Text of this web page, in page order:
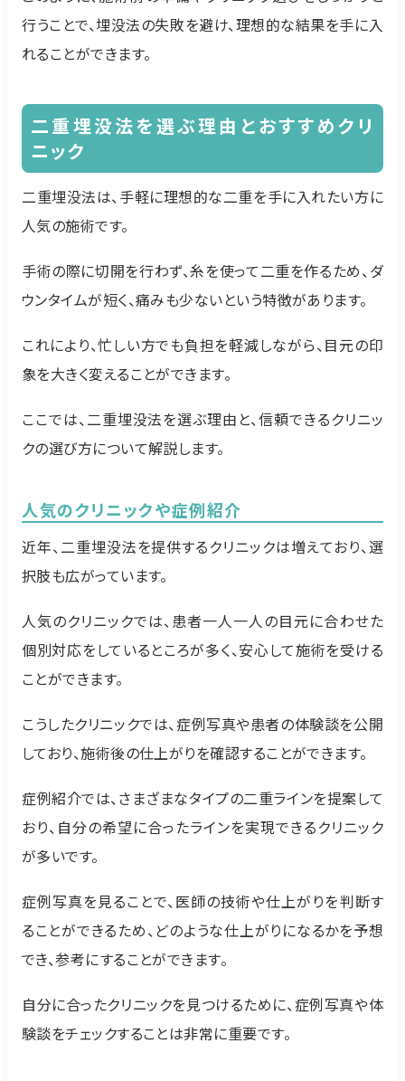
行うことで、埋没法の失敗を避け、理想的な結果を手に入
れることができます。
二重埋没法を選ぶ理由とおすすめクリ
ニック
二重埋没法は、手軽に理想的な二重を手に入れたい方に
人気の施術です。
手術の際に切開を行わず、糸を使って二重を作るため、ダ
ウンタイムが短く、痛みも少ないという特徴があります。
これにより、忙しい方でも負担を軽減しながら、目元の印
象を大きく変えることができます。
ここでは、二重埋没法を選ぶ理由と、信頼できるクリニッ
クの選び方について解説します。
人気のクリニックや症例紹介
近年、二重埋没法を提供するクリニックは増えており、選
択肢も広がっています。
人気のクリニックでは、患者一人一人の目元に合わせた
個別対応をしているところが多く、安心して施術を受ける
ことができます。
こうしたクリニックでは、症例写真や患者の体験談を公開
しており、施術後の仕上がりを確認することができます。
症例紹介では、さまざまなタイプの二重ラインを提案して
おり、自分の希望に合ったラインを実現できるクリニック
が多いです。
症例写真を見ることで、医師の技術や仕上がりを判断す
ることができるため、どのような仕上がりになるかを予想
でき、参考にすることができます。
自分に合ったクリニックを見つけるために、症例写真や体
験談をチェックすることは非常に重要です。